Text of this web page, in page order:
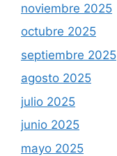
noviembre 2025
octubre 2025
septiembre 2025
agosto 2025
julio 2025
junio 2025
mayo 2025